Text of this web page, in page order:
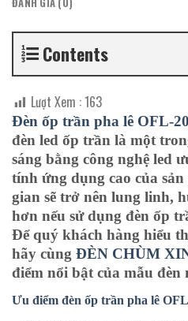
Contents
Lượt Xem :163
Đèn ốp trần pha lê OFL-
đèn led ốp trần là một
sáng bằng công nghệ led
tính ứng dụng cao của
gian sẽ trở nên lung linh,
hơn nếu sử dụng đèn ốp
Để quý khách hàng hiểu
hãy cùng ĐÈN CHÙM
điểm nổi bật của mẫu đèn
Ưu điểm đèn ốp trần pha lê O